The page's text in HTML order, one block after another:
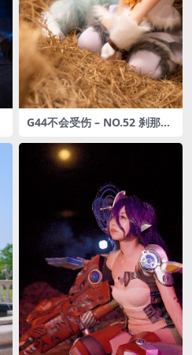
G44不会受伤 – NO.52 刹那常